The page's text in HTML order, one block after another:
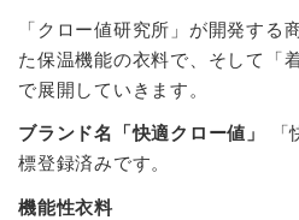
「クロー値研究所」が開発する
た保温機能の衣料で、そして「
で展開していきます。
ブランド名「快適クロー値」
「
標登録済みです。
機能性衣料